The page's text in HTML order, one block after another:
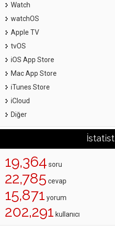
Watch
watchOS
Apple TV
tvOS
iOS App Store
Mac App Store
iTunes Store
iCloud
Diğer
19,364 soru
22,785 cevap
15,871 yorum
202,291 kullanıcı